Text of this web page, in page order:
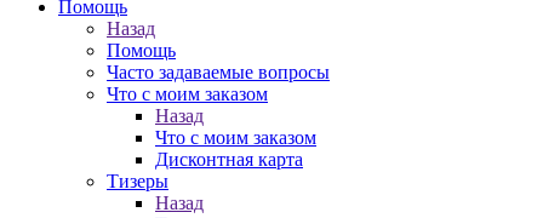
Помощь
Назад
Помощь
Часто задаваемые вопросы
Что с моим заказом
Назад
Что с моим заказом
Дисконтная карта
Тизеры
Назад